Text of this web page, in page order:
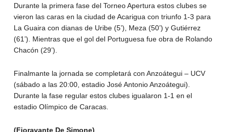
Durante la primera fase del Torneo Apertura estos clubes se
vieron las caras en la ciudad de Acarigua con triunfo 1-3 para
La Guaira con dianas de Uribe (5’), Meza (50’) y Gutiérrez
(61’). Mientras que el gol del Portuguesa fue obra de Rolando
Chacón (29’).
Finalmante la jornada se completará con Anzoátegui – UCV
(sábado a las 20:00, estadio José Antonio Anzoátegui).
Durante la fase regular estos clubes igualaron 1-1 en el
estadio Olímpico de Caracas.
(Fioravante De Simone)